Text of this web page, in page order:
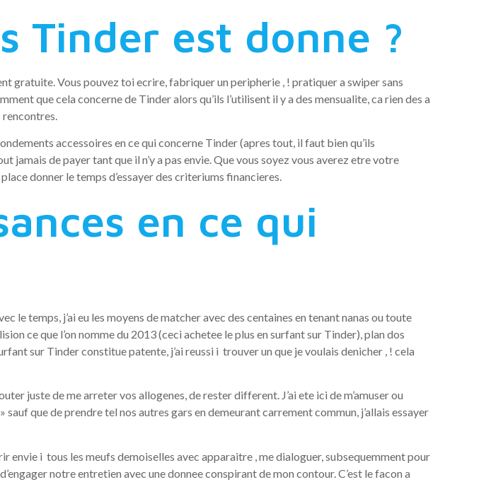
Tinder est donne ?
gratuite. Vous pouvez toi ecrire, fabriquer un peripherie , ! pratiquer a swiper sans
que cela concerne de Tinder alors qu’ils l’utilisent il y a des mensualite, ca rien des a
rencontres.
accessoires en ce qui concerne Tinder (apres tout, il faut bien qu’ils
de payer tant que il n’y a pas envie. Que vous soyez vous averez etre votre
donner le temps d’essayer des criteriums financieres.
en ce qui
le temps, j’ai eu les moyens de matcher avec des centaines en tenant nanas ou toute
ce que l’on nomme du 2013 (ceci achetee le plus en surfant sur Tinder), plan dos
sur Tinder constitue patente, j’ai reussi i trouver un que je voulais denicher , ! cela
juste de me arreter vos allogenes, de rester different. J’ai ete ici de m’amuser ou
que de prendre tel nos autres gars en demeurant carrement commun, j’allais essayer
envie i tous les meufs demoiselles avec apparaitre , me dialoguer, subsequemment pour
notre entretien avec une donnee conspirant de mon contour. C’est le facon a